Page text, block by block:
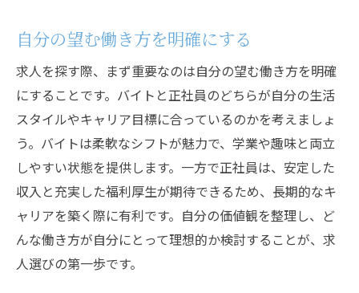
自分の望む働き方を明確にする
求人を探す際、まず重要なのは自分の望む働き方を明確
にすることです。バイトと正社員のどちらが自分の生活
スタイルやキャリア目標に合っているのかを考えましょ
う。バイトは柔軟なシフトが魅力で、学業や趣味と両立
しやすい状態を提供します。一方で正社員は、安定した
収入と充実した福利厚生が期待できるため、長期的なキ
ャリアを築く際に有利です。自分の価値観を整理し、ど
んな働き方が自分にとって理想的か検討することが、求
人選びの第一歩です。